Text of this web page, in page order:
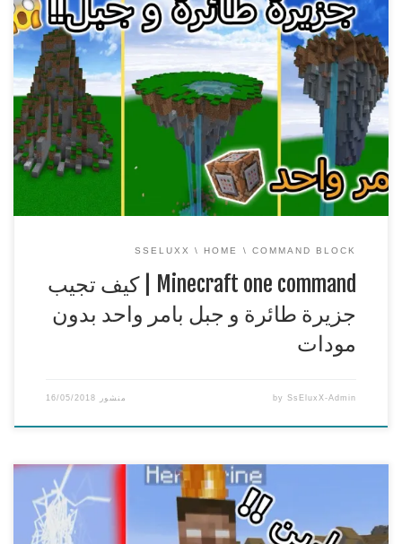
Minecraft one command | كيف تجيب جزيرة طائرة و جبل بامر
واحد بدون مودات
===============================================
== وياريت تنشرون هاشتاق : #جيشSsEluxX
رابط الامر |
Command
http://www.theredengineer.com/mountain—
floating-island-generator.html
افضل استضافة سيرفرات
ماين كرافت
قناتي الثانية
( قناة الالعاب ) اتمنى تشتركوا فيها
https://www.youtube.com/user/SsEluxX1
===============================================
== the […]
COMMAND BLOCK
HOME
SSELUXX
Minecraft one command | كيف تجيب
جزيرة طائرة و جبل بامر واحد بدون
مودات
bySsEluxX-Admin منشور 16/05/2018
Minecraft one command | كيف ترسبن هيروبراين بامر واحد